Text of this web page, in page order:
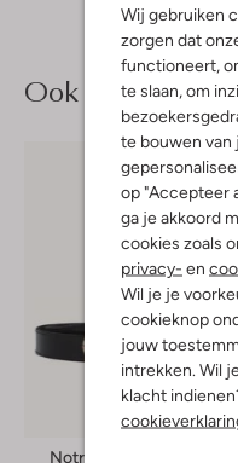
Wij gebruiken
zorgen dat
functioneert,
te slaan, om
te bouwen van
op "Accepteer
ga je akkoord
cookies zoals
privacy- en
Wil je je
cookieknop
jouw
intrekken. Wil
klacht
Ook iets voor
Notre-V